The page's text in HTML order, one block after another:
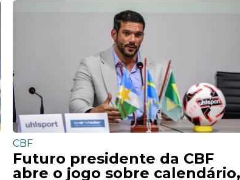
CBF
Futuro presidente da CBF
abre o jogo sobre calendário,